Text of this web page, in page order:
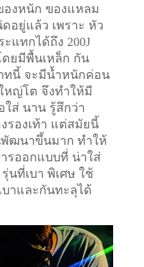
งหนัก ของแหลม
อยู่แล้ว เพราะ หัว
แทกได้ถึง 200J
ดยมีพื้นเหล็ก กัน
ทนี้ จะมีน้ำหนักค่อน
หญ่โต จึงทำให้มี
ใส่ นาน รู้สึกว่า
รองเท้า แต่สมัยนี้
ฒนาขึ้นมาก ทำให้
รออกแบบที่ น่าใส่
นที่เบา พิเศษ ใช้
บาและกันทะลุได้